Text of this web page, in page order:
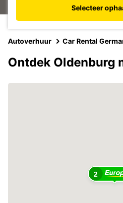
Selecteer
Autoverhuur Car Rental
Ontdek Oldenburg
2